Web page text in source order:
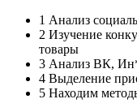
1 Анализ
2 Изучение
товары
3 Анализ ВК,
4 Выделение
5 Находим